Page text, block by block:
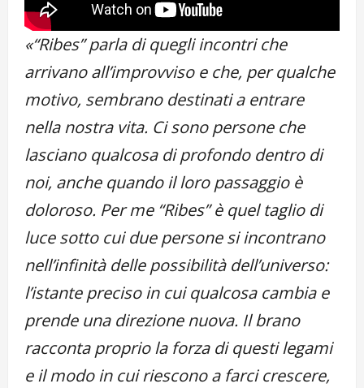
«“Ribes” parla di quegli incontri che
arrivano all’improvviso e che, per qualche
motivo, sembrano destinati a entrare
nella nostra vita. Ci sono persone che
lasciano qualcosa di profondo dentro di
noi, anche quando il loro passaggio è
doloroso. Per me “Ribes” è quel taglio di
luce sotto cui due persone si incontrano
nell’infinità delle possibilità dell’universo:
l’istante preciso in cui qualcosa cambia e
prende una direzione nuova. Il brano
racconta proprio la forza di questi legami
e il modo in cui riescono a farci crescere,